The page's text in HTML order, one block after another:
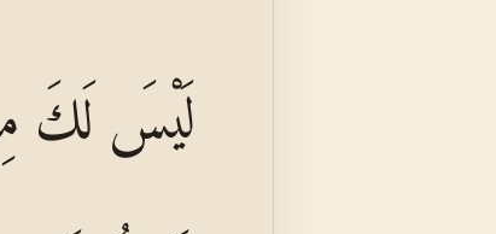
لَيْسَ لَكَ